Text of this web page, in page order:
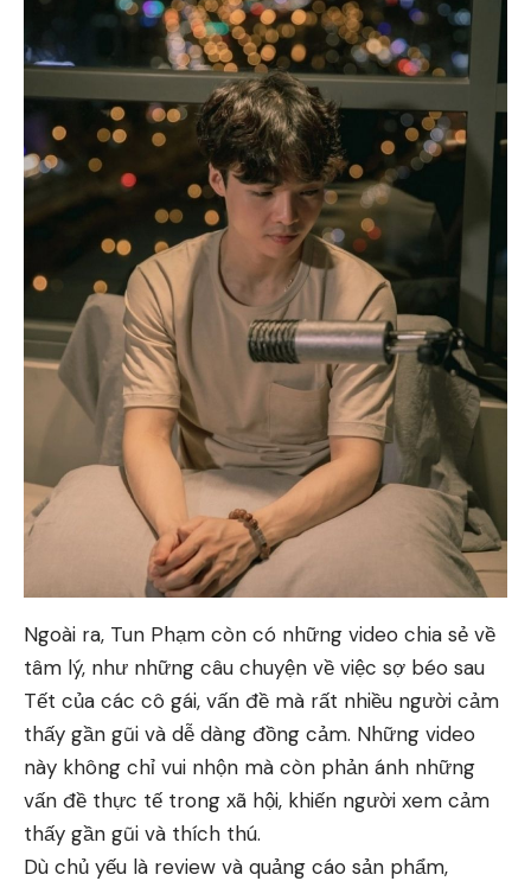
Ngoài ra, Tun Phạm còn có những video chia sẻ về
tâm lý, như những câu chuyện về việc sợ béo sau
Tết của các cô gái, vấn đề mà rất nhiều người cảm
thấy gần gũi và dễ dàng đồng cảm. Những video
này không chỉ vui nhộn mà còn phản ánh những
vấn đề thực tế trong xã hội, khiến người xem cảm
thấy gần gũi và thích thú.
Dù chủ yếu là review và quảng cáo sản phẩm,